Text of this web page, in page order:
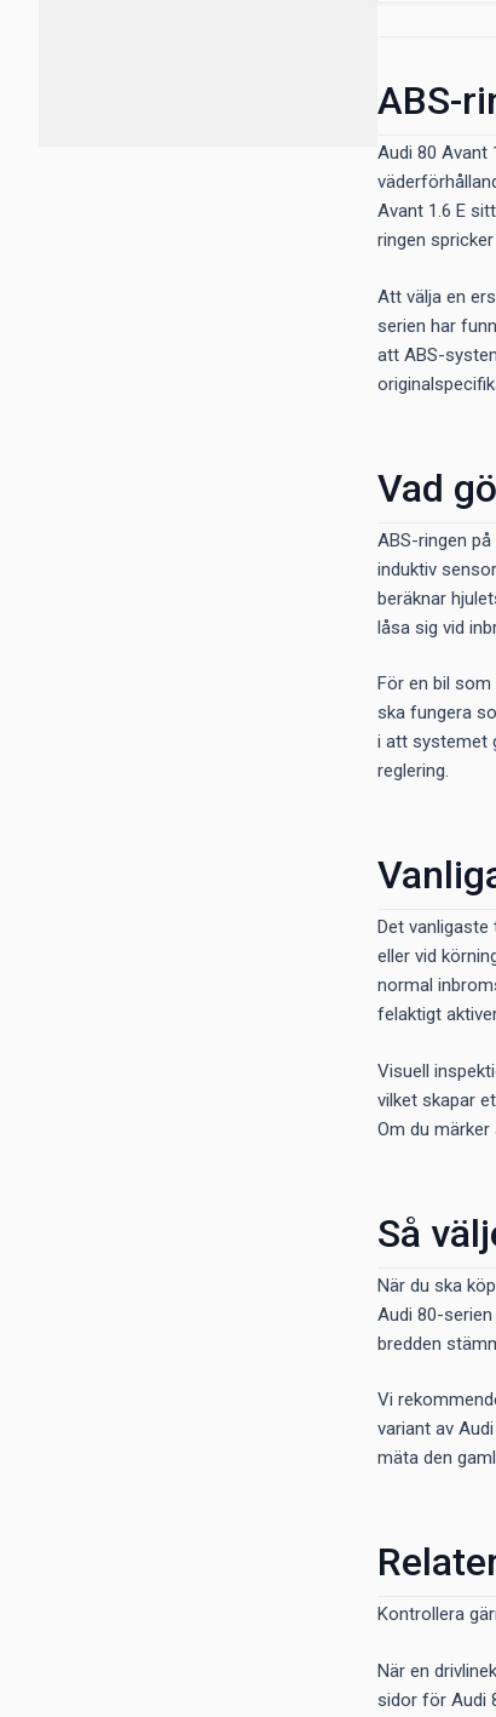
ABS-
Audi 80 Avant
Avant 1.6 E
ringen
Att välja en
serien har
att ABS-
Vad
ABS-ringen
induktiv
beräknar
låsa sig vid
För en bil
ska fungera
i att systemet
reglering.
Det
eller vid
normal
felaktigt
Visuell
vilket skapar
Om du
Så
När du ska
Audi 80-
bredden
Vi
variant av
mäta den
Kontrollera
När en
sidor för Audi